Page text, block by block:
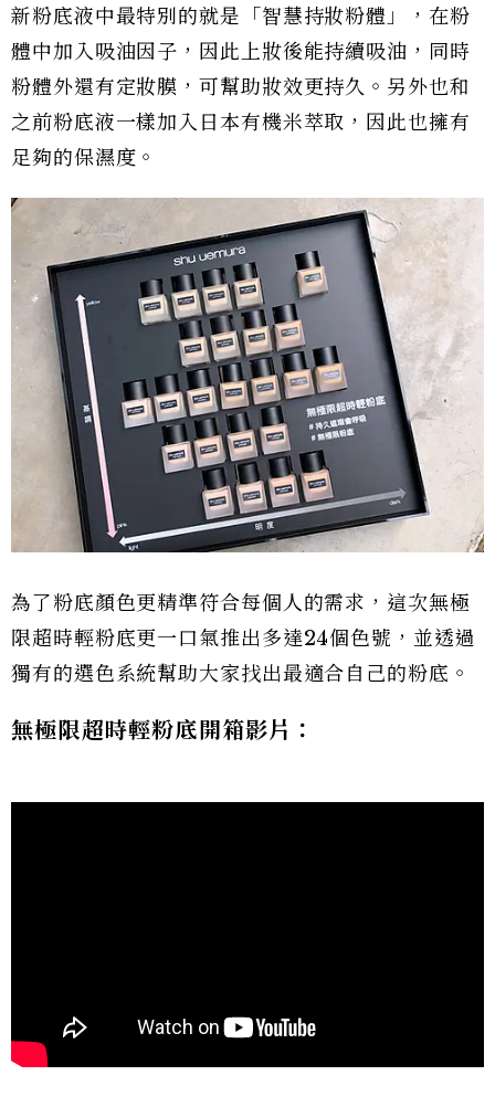
新粉底液中最特別的就是「智慧持妝粉體」，在粉
體中加入吸油因子，因此上妝後能持續吸油，同時
粉體外還有定妝膜，可幫助妝效更持久。另外也和
之前粉底液一樣加入日本有機米萃取，因此也擁有
足夠的保濕度。
為了粉底顏色更精準符合每個人的需求，這次無極
限超時輕粉底更一口氣推出多達24個色號，並透過
獨有的選色系統幫助大家找出最適合自己的粉底。
無極限超時輕粉底開箱影片：